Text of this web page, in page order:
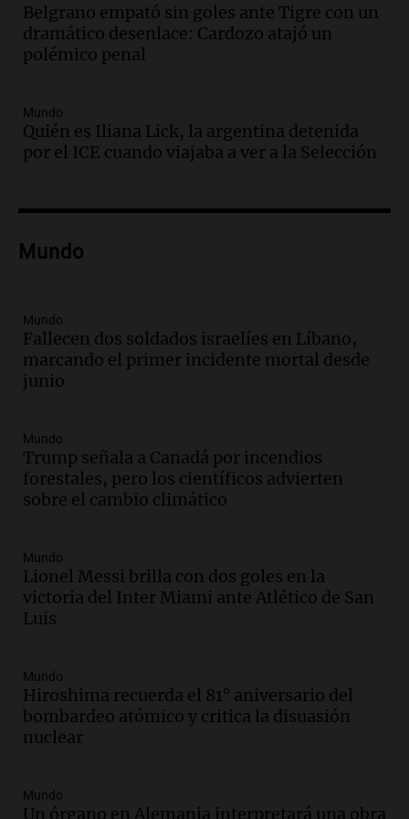
de hacienda: “Las tecnologías no
reemplazan el contacto con la gente”
La Argentina, hoy
Audio.
un pozo de 17 metros en Nueva Córdoba
Panorama Federal
Audio.Lanzamiento del Tigo 7 CSH: el
al mercado argentino
Audio.
Mundial de Natación de Invierno con
récords y atletas de 20 países
Amamos Argentina
Audio.
accidente fatal en San Luis dejó tres
jóvenes muertos y un herido grave
Panorama Federal
marcha atrás en la Ley de Tierras:
“Frenamos un saqueo de recursos”
Amamos Argentina
Episodios
Federal Sancor Seguros y adelantó su
nuevo tema a Cadena 3 Rosario.
Viva la Radio Rosario
Episodios
nieve se extiende a 22 días
Belgrano empató sin goles ante Tigre con un
dramático desenlace: Cardozo atajó un
polémico penal
Mundo
Quién es Iliana Lick, la argentina detenida
por el ICE cuando viajaba a ver a la Selección
Mundo
Mundo
Fallecen dos soldados israelíes en Líbano,
marcando el primer incidente mortal desde
junio
Mundo
Trump señala a Canadá por incendios
forestales, pero los científicos advierten
sobre el cambio climático
Mundo
Lionel Messi brilla con dos goles en la
victoria del Inter Miami ante Atlético de San
Luis
Mundo
Hiroshima recuerda el 81° aniversario del
bombardeo atómico y critica la disuasión
nuclear
Mundo
Un órgano en Alemania interpretará una obra